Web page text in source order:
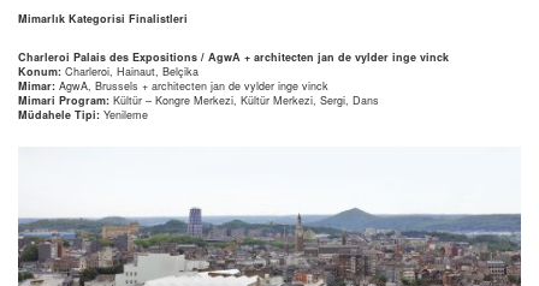
Mimarlık Kategorisi Finalistleri
Charleroi Palais des Expositions / AgwA + architecten jan de vylder inge vinck
Konum: Charleroi, Hainaut, Belçika
Mimar: AgwA, Brussels + architecten jan de vylder inge vinck
Mimari Program: Kültür – Kongre Merkezi, Kültür Merkezi, Sergi, Dans
Müdahele Tipi: Yenileme